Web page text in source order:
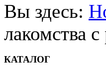
Вы здесь:
лакомства
КАТАЛОГ